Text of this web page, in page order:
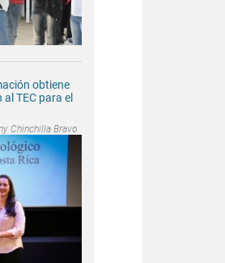
obtiene
TEC para el
Chinchilla Bravo